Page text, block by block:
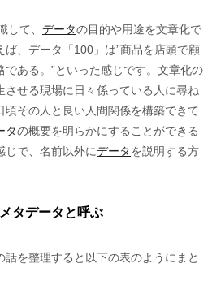
して、 データの目的や用途を文章化で
ば、データ「100」は”商品を店頭で顧
ある。”といった感じです。文章化の
させる現場に日々係っている人に尋ね
頃その人と良い人間関係を構築できて
タの概要を明らかにすることができる
じで、名前以外にデータを説明する方
タデータと呼ぶ
を整理すると以下の表のようにまと